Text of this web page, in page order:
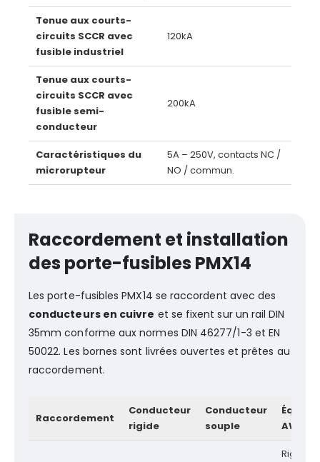
Tenue aux courts-
circuits SCCR avec
fusible industriel
120kA
Tenue aux courts-
circuits SCCR avec
fusible semi-
conducteur
200kA
Caractéristiques du
microrupteur
5A – 250V, contacts NC /
NO / commun.
Raccordement et installation
des porte-fusibles PMX14
Les porte-fusibles PMX14 se raccordent avec des
conducteurs en cuivre et se fixent sur un rail DIN
35mm conforme aux normes DIN 46277/1-3 et EN
50022. Les bornes sont livrées ouvertes et prêtes au
raccordement.
Raccordement
Conducteur
rigide
Conducteur
souple
AWG
Rigide :